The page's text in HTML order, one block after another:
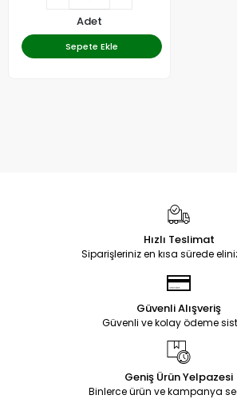
Adet
Sepete Ekle
Hızlı Teslimat
Siparişleriniz en kısa sürede
Güvenli Alışveriş
Güvenli ve kolay ödeme
Geniş Ürün Yelpazesi
Binlerce ürün ve kampanya